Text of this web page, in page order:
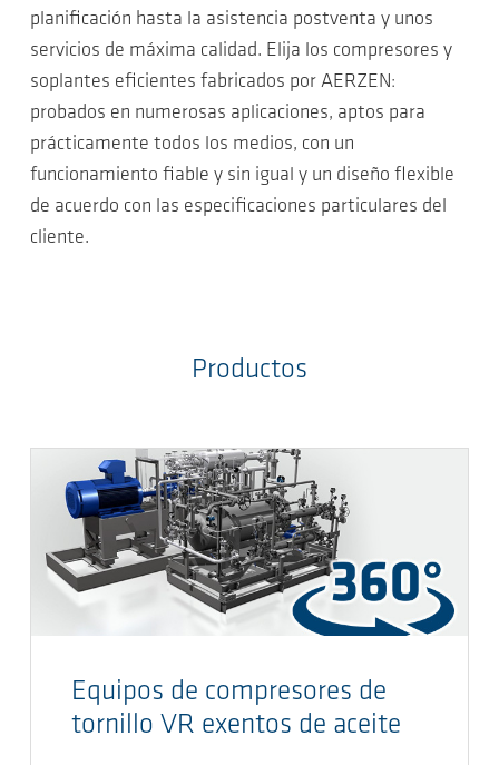
planificación hasta la asistencia postventa y unos
servicios de máxima calidad. Elija los compresores y
soplantes eficientes fabricados por AERZEN:
probados en numerosas aplicaciones, aptos para
prácticamente todos los medios, con un
funcionamiento fiable y sin igual y un diseño flexible
de acuerdo con las especificaciones particulares del
cliente.
Productos
Equipos de compresores de
tornillo VR exentos de aceite